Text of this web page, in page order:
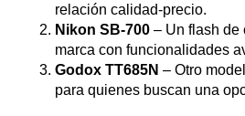
relación calidad-precio.
Nikon SB-700 – Un flash de
marca con funcionalidades
Godox TT685N – Otro
para quienes buscan una